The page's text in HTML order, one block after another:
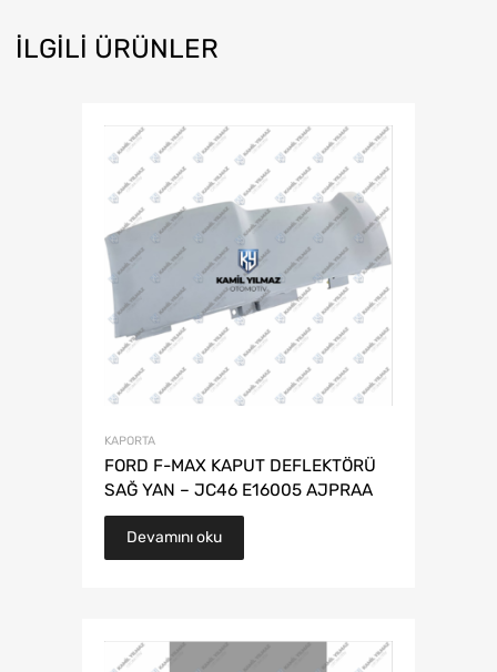
İLGILI ÜRÜNLER
KAPORTA
FORD F-MAX KAPUT DEFLEKTÖRÜ
SAĞ YAN – JC46 E16005 AJPRAA
Devamını oku